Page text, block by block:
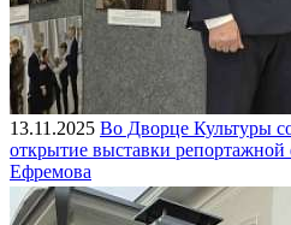
13.11.2025 Во Дворце Культуры
открытие выставки
Ефремова